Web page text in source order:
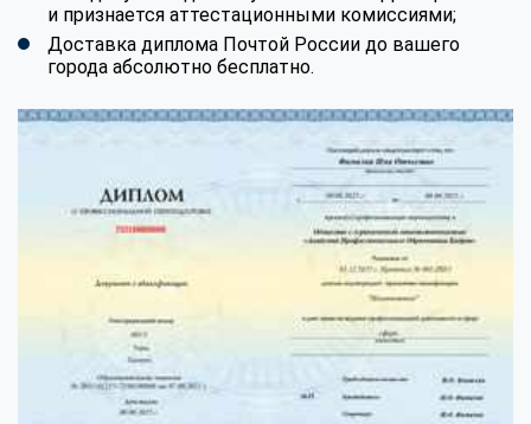
и признается аттестационными комиссиями;
Доставка диплома Почтой России до вашего
города абсолютно бесплатно.